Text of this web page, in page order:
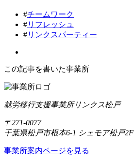
#チームワーク
#リフレッシュ
#リンクスパーティー
この記事を書いた事業所
就労移行支援事業所リンクス松戸
〒271-0077
千葉県松戸市根本6-1 シェモア松戸2F
事業所案内ページを見る